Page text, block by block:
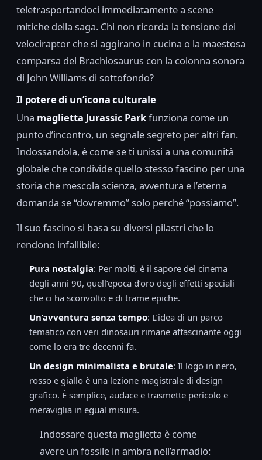
teletrasportandoci immediatamente a scene
mitiche della saga. Chi non ricorda la tensione dei
velociraptor che si aggirano in cucina o la maestosa
comparsa del Brachiosaurus con la colonna sonora
di John Williams di sottofondo?
Il potere di un’icona culturale
Una maglietta Jurassic Parkfunziona come un
punto d’incontro, un segnale segreto per altri fan.
Indossandola, è come se ti unissi a una comunità
globale che condivide quello stesso fascino per una
storia che mescola scienza, avventura e l’eterna
domanda se “dovremmo” solo perché “possiamo”.
Il suo fascino si basa su diversi pilastri che lo
rendono infallibile:
Pura nostalgia: Per molti, è il sapore del cinema
degli anni 90, quell’epoca d’oro degli effetti speciali
che ci ha sconvolto e di trame epiche.
Un’avventura senza tempo: L’idea di un parco
tematico con veri dinosauri rimane affascinante oggi
come lo era tre decenni fa.
Un design minimalista e brutale: Il logo in nero,
rosso e giallo è una lezione magistrale di design
grafico. È semplice, audace e trasmette pericolo e
meraviglia in egual misura.
Indossare questa maglietta è come
avere un fossile in ambra nell’armadio: